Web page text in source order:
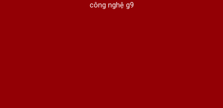
công nghệ g9